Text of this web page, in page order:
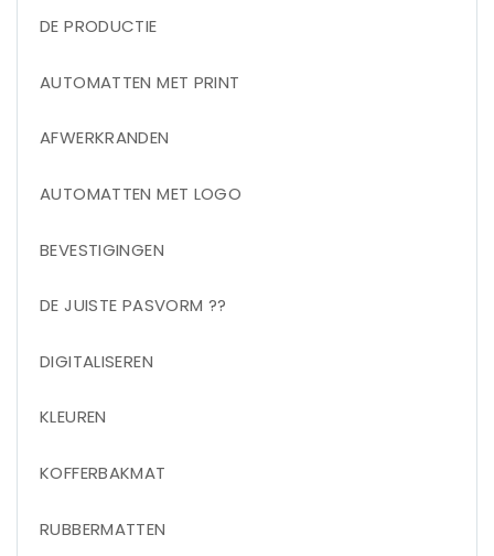
DE PRODUCTIE
AUTOMATTEN MET PRINT
AFWERKRANDEN
AUTOMATTEN MET LOGO
BEVESTIGINGEN
DE JUISTE PASVORM ??
DIGITALISEREN
KLEUREN
KOFFERBAKMAT
RUBBERMATTEN